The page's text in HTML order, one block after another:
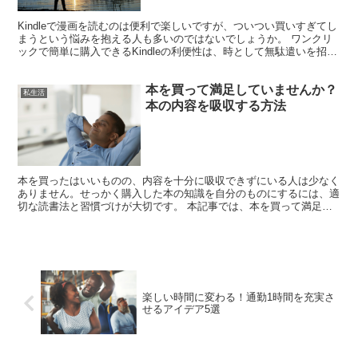
Kindleで漫画を読むのは便利で楽しいですが、ついつい買いすぎてし
まうという悩みを抱える人も多いのではないでしょうか。 ワンクリ
ックで簡単に購入できるKindleの利便性は、時として無駄遣いを招く
私生活
本を買って満足していませんか？
本の内容を吸収する方法
本を買ったはいいものの、内容を十分に吸収できずにいる人は少なく
ありません。せっかく購入した本の知識を自分のものにするには、適
切な読書法と習慣づけが大切です。 本記事では、本を買って満足し
楽しい時間に変わる！通勤1時間を充実さ
せるアイデア5選